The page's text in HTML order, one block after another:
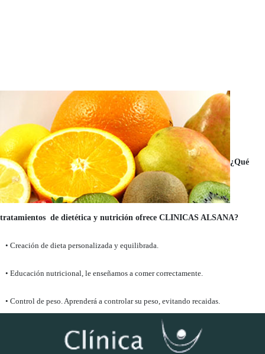
¿Qué
tratamientos de dietética y nutrición ofrece CLINICAS ALSANA?
• Creación de dieta personalizada y equilibrada.
• Educación nutricional, le enseñamos a comer correctamente.
• Control de peso. Aprenderá a controlar su peso, evitando recaidas.